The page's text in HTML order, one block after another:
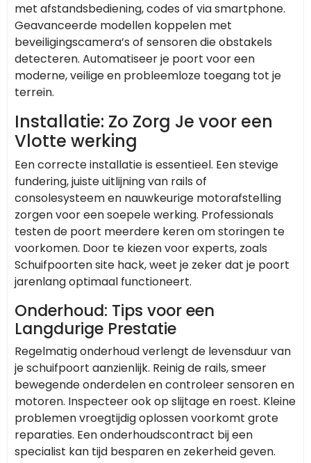
met afstandsbediening, codes of via smartphone.
Geavanceerde modellen koppelen met
beveiligingscamera’s of sensoren die obstakels
detecteren. Automatiseer je poort voor een
moderne, veilige en probleemloze toegang tot je
terrein.
Installatie: Zo Zorg Je voor een
Vlotte werking
Een correcte installatie is essentieel. Een stevige
fundering, juiste uitlijning van rails of
consolesysteem en nauwkeurige motorafstelling
zorgen voor een soepele werking. Professionals
testen de poort meerdere keren om storingen te
voorkomen. Door te kiezen voor experts, zoals
Schuifpoorten site hack, weet je zeker dat je poort
jarenlang optimaal functioneert.
Onderhoud: Tips voor een
Langdurige Prestatie
Regelmatig onderhoud verlengt de levensduur van
je schuifpoort aanzienlijk. Reinig de rails, smeer
bewegende onderdelen en controleer sensoren en
motoren. Inspecteer ook op slijtage en roest. Kleine
problemen vroegtijdig oplossen voorkomt grote
reparaties. Een onderhoudscontract bij een
specialist kan tijd besparen en zekerheid geven.